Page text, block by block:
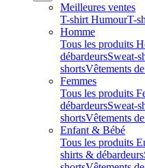
Meilleures ventes
T-shirt HumourT-
Homme
Tous les produits
débardeursSweat-
shortsVêtements
Femmes
Tous les produits
débardeursSweat-
shortsVêtements
Enfant & Bébé
Tous les produits
shirts & débardeurs